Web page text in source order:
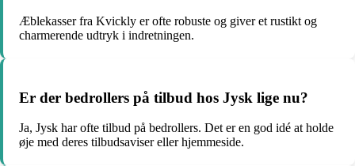
Æblekasser fra Kvickly er ofte robuste og giver et rustikt og
charmerende udtryk i indretningen.
Er der bedrollers på tilbud hos Jysk lige nu?
Ja, Jysk har ofte tilbud på bedrollers. Det er en god idé at holde
øje med deres tilbudsaviser eller hjemmeside.